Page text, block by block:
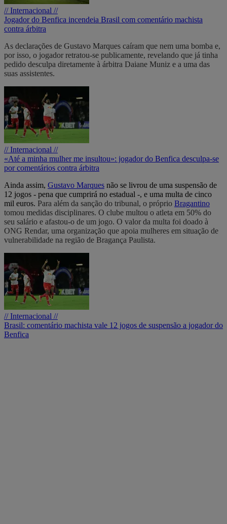
// Internacional //
Jogador do Benfica incendeia Brasil com comentário machista
contra árbitra
As declarações de Gustavo Marques caíram que nem uma bomba e,
por isso, o jogador retratou-se publicamente, revelando que já tinha
pedido desculpa diretamente à árbitra Daiane Muniz e a uma das
suas assistentes.
// Internacional //
«Até a minha mulher me insultou»: jogador do Benfica desculpa-se
por comentários contra árbitra
Ainda assim, Gustavo Marques não se livrou de uma suspensão de
12 jogos - pena que cumprirá no estadual -, e uma multa de cinco
mil euros. Para além da sanção do tribunal, o próprio Bragantino
tomou medidas disciplinares. O clube multou o atleta em 50% do
seu salário e afastou-o de um jogo. O valor da multa foi doado à
ONG Rendar, uma organização que apoia mulheres em situação de
vulnerabilidade na região de Bragança Paulista.
// Internacional //
Brasil: comentário machista vale 12 jogos de suspensão a jogador do
Benfica